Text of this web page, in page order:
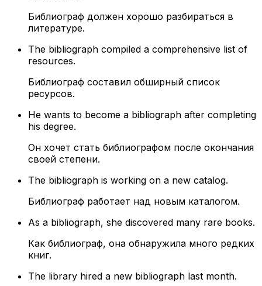
Библиограф должен хорошо разбираться в
литературе.
The bibliograph compiled a comprehensive list of
resources.
Библиограф составил обширный список
ресурсов.
He wants to become a bibliograph after completing
his degree.
Он хочет стать библиографом после окончания
своей степени.
The bibliograph is working on a new catalog.
Библиограф работает над новым каталогом.
As a bibliograph, she discovered many rare books.
Как библиограф, она обнаружила много редких
книг.
The library hired a new bibliograph last month.